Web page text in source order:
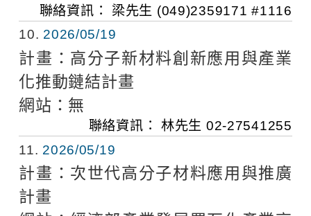
聯絡資訊： 梁先生 (049)2359171 #1116
10
2026/05/19
計畫： 高分子新材料創新應用與產業
化推動鏈結計畫
網站： 無
聯絡資訊： 林先生 02-27541255
11
2026/05/19
計畫： 次世代高分子材料應用與推廣
計畫